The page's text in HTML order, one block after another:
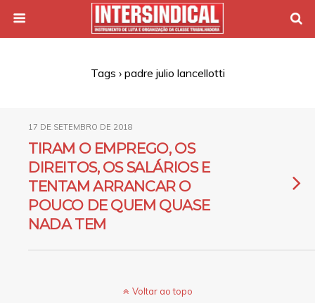
Tags › padre julio lancellotti
17 DE SETEMBRO DE 2018
TIRAM O EMPREGO, OS
DIREITOS, OS SALÁRIOS E
TENTAM ARRANCAR O
POUCO DE QUEM QUASE
NADA TEM
Voltar ao topo